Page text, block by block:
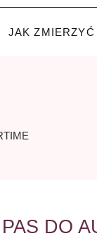
JAK ZMIERZYĆ
PAS DO